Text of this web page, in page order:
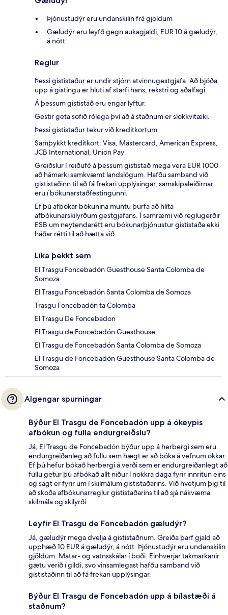
Þjónustudýr eru undanskilin frá gjöldum
Gæludýr eru leyfð gegn aukagjaldi, EUR 10 á gæludýr,
á nótt
Reglur
Þessi gististaður er undir stjórn atvinnugestgjafa. Að bjóða
upp á gistingu er hluti af starfi hans, rekstri og aðalfagi.
Á þessum gististað eru engar lyftur.
Gestir geta sofið rólega því að á staðnum er slökkvitæki.
Þessi gististaður tekur við kreditkortum.
Samþykkt kreditkort: Visa, Mastercard, American Express,
JCB International, Union Pay
Greiðslur í reiðufé á þessum gististað mega vera EUR 1000
að hámarki samkvæmt landslögum. Hafðu samband við
gististaðinn til að fá frekari upplýsingar, samskipaleiðirnar
eru í bókunarstaðfestingunni.
Ef þú afbókar bókunina muntu þurfa að hlíta
afbókunarskilyrðum gestgjafans. Í samræmi við reglugerðir
ESB um neytendarétt eru bókunarþjónustur gististaða ekki
háðar rétti til að hætta við.
Líka þekkt sem
El Trasgu Foncebadón Guesthouse Santa Colomba de
Somoza
El Trasgu Foncebadón Santa Colomba de Somoza
Trasgu Foncebadón ta Colomba
El Trasgu De Foncebadon
El Trasgu de Foncebadón Guesthouse
El Trasgu de Foncebadón Santa Colomba de Somoza
El Trasgu de Foncebadón Guesthouse Santa Colomba de
Somoza
Algengar spurningar
Býður El Trasgu de Foncebadón upp á ókeypis
afbókun og fulla endurgreiðslu?
Já, El Trasgu de Foncebadón býður upp á herbergi sem eru
endurgreiðanleg að fullu sem hægt er að bóka á vefnum okkar.
Ef þú hefur bókað herbergi á verði sem er endurgreiðanlegt að
fullu getur þú afbókað allt niður í nokkra daga fyrir innritun eins
og sagt er fyrir um í skilmálum gististaðarins. Við hvetjum þig til
að skoða afbókunarreglur gististaðarins til að sjá nákvæma
skilmála og skilyrði.
Leyfir El Trasgu de Foncebadón gæludýr?
Já, gæludýr mega dvelja á gististaðnum. Greiða þarf gjald að
upphæð 10 EUR á gæludýr, á nótt. Þjónustudýr eru undanskilin
gjöldum. Matar- og vatnsskálar í boði. Einhverjar takmarkanir
gætu verið í gildi, svo vinsamlegast hafðu samband við
gististaðinn til að fá frekari upplýsingar.
Býður El Trasgu de Foncebadón upp á bílastæði á
staðnum?